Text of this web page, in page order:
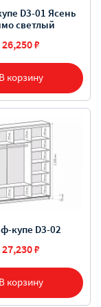
В корзину
D3-01 Ясень
светлый
26,250 ₽
В корзину
купе D3-02
27,230 ₽